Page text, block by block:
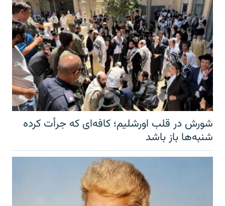
شورش در قلب اورشلیم؛ کافه‌ای که جرأت کرده
شنبه‌ها باز باشد